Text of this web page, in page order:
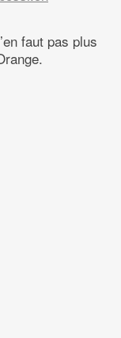
faut pas plus